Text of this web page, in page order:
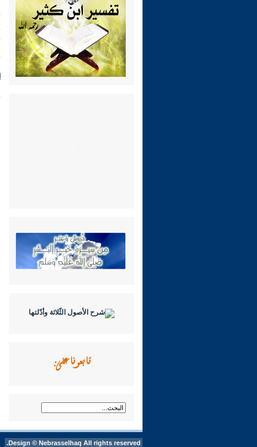
تابعونا على:
Design © Nebrasselhaq All rights reserved.